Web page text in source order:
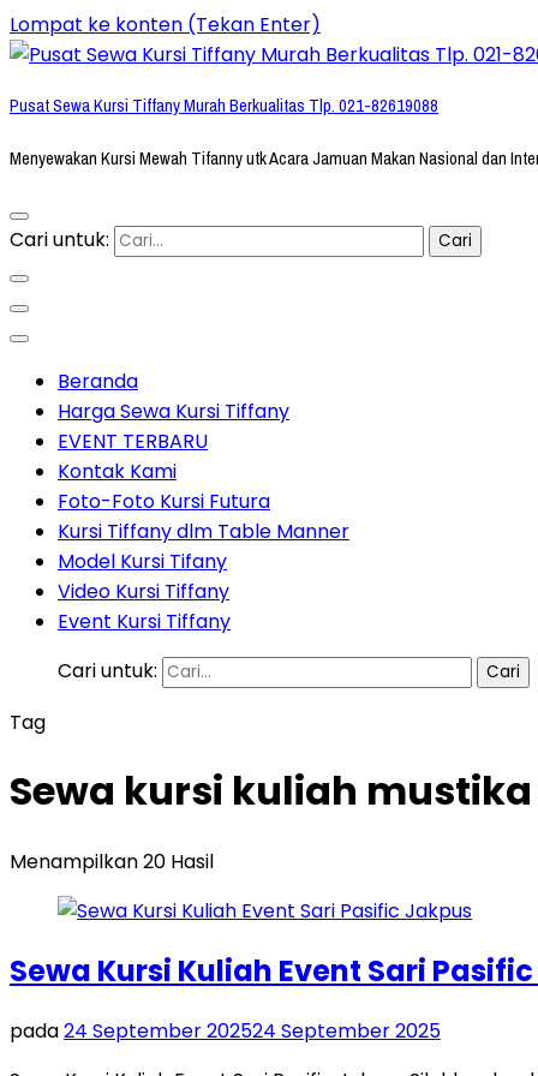
Lompat ke konten (Tekan Enter)
Pusat Sewa Kursi Tiffany Murah Berkualitas Tlp. 021-82619088
Menyewakan Kursi Mewah Tifanny utk Acara Jamuan Makan Nasional dan
Cari untuk:
Beranda
Harga Sewa Kursi Tiffany
EVENT TERBARU
Kontak Kami
Foto-Foto Kursi Futura
Kursi Tiffany dlm Table Manner
Model Kursi Tifany
Video Kursi Tiffany
Event Kursi Tiffany
Cari untuk:
Tag
Sewa kursi kuliah
Menampilkan 20 Hasil
Sewa Kursi Kuliah Event Sari
pada24 September 202524 September 2025